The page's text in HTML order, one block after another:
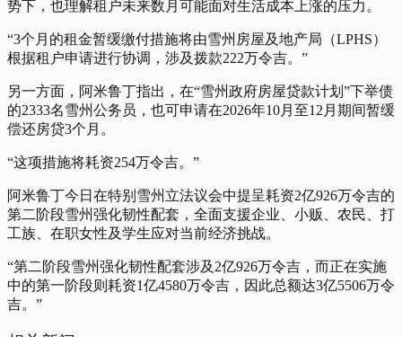
势下，也理解租户未来数月可能面对生活成本上涨的压力。
“3个月的租金暂缓缴付措施将由雪州房屋及地产局（LPHS）
根据租户申请进行协调，涉及拨款222万令吉。”
另一方面，阿米鲁丁指出，在“雪州政府房屋贷款计划”下举债
的2333名雪州公务员，也可申请在2026年10月至12月期间暂缓
偿还房贷3个月。
“这项措施将耗资254万令吉。”
阿米鲁丁今日在特别雪州立法议会中提呈耗资2亿926万令吉的
第二阶段雪州强化韧性配套，全面支援企业、小贩、农民、打
工族、在职女性及学生应对当前经济挑战。
“第二阶段雪州强化韧性配套涉及2亿926万令吉，而正在实施
中的第一阶段则耗资1亿4580万令吉，因此总额达3亿5506万令
吉。”